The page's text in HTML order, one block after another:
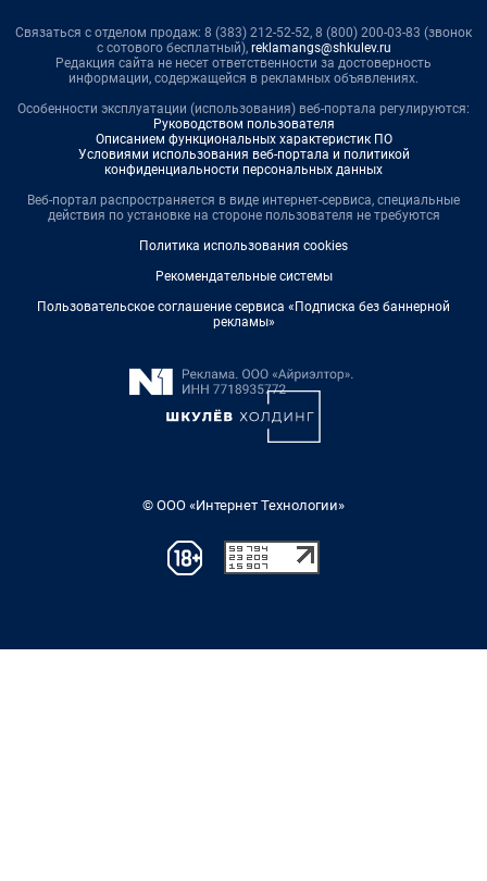
Связаться с отделом продаж: 8 (383) 212-52-52, 8 (800) 200-03-83 (звонок
с сотового бесплатный), reklamangs@shkulev.ru
Редакция сайта не несет ответственности за достоверность
информации, содержащейся в рекламных объявлениях.
Особенности эксплуатации (использования) веб-портала регулируются:
Руководством пользователя
Описанием функциональных характеристик ПО
Условиями использования веб-портала и политикой
конфиденциальности персональных данных
Веб-портал распространяется в виде интернет-сервиса, специальные
действия по установке на стороне пользователя не требуются
Политика использования cookies
Рекомендательные системы
Пользовательское соглашение сервиса «Подписка без баннерной
рекламы»
© ООО «Интернет Технологии»